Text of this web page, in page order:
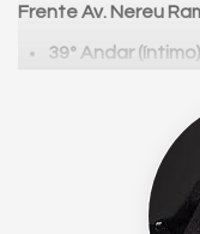
Frente Av. Nereu
39º Andar
adega, jantar,
dependência
41º Andar (festa):
churrasqueira,
banheiro,